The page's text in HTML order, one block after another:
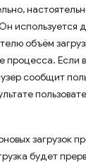
используется
объём
Если
сообщит
загрузок
будет